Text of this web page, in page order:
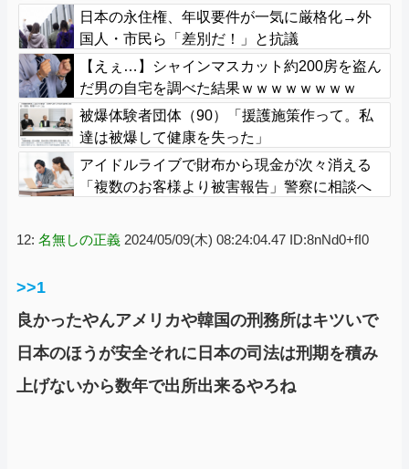
日本の永住権、年収要件が一気に厳格化→外
国人・市民ら「差別だ！」と抗議
【えぇ…】シャインマスカット約200房を盗ん
だ男の自宅を調べた結果ｗｗｗｗｗｗｗｗ
被爆体験者団体（90）「援護施策作って。私
達は被爆して健康を失った」
アイドルライブで財布から現金が次々消える
「複数のお客様より被害報告」警察に相談へ
12: 名無しの正義 2024/05/09(木) 08:24:04.47 ID:8nNd0+fI0
>>1
良かったやんアメリカや韓国の刑務所はキツいで
日本のほうが安全それに日本の司法は刑期を積み
上げないから数年で出所出来るやろね